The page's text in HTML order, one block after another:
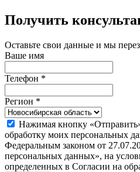
Получить
Оставьте свои данные и мы
Ваше имя
Телефон *
Регион *
Нажимая кнопку
обработку моих персональных
Федеральным законом от
персональных данных», на
определенных в Согласии на